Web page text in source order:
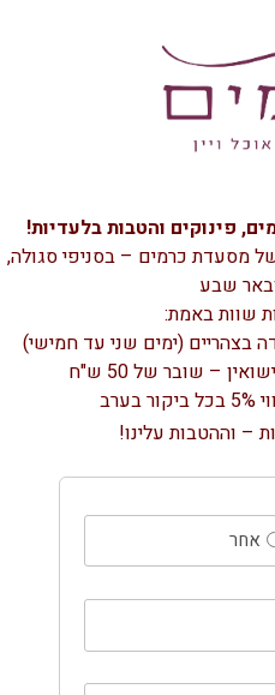
פינוקים והטבות בלעדיות!
מסעדת כרמים – בסניפי סגולה,
שבע
שוות באמת:
– שובר של 50 ש"ח
– וההטבות עלינו!
אחר